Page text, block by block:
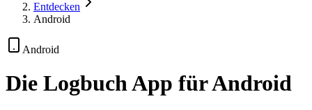
Entdecken
Android
Android
Die Logbuch App für Android